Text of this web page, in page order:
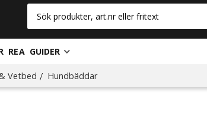
REA GUIDER
Vetbed Hundbäddar